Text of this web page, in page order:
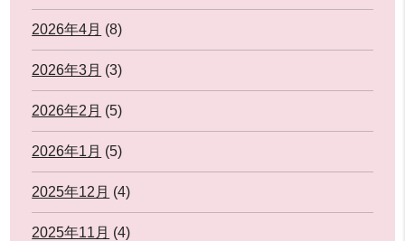
2026年4月 (8)
2026年3月 (3)
2026年2月 (5)
2026年1月 (5)
2025年12月 (4)
2025年11月 (4)